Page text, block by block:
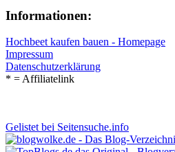
Informationen:
Hochbeet kaufen bauen - Homepage
Impressum
Datenschutzerklärung
* = Affiliatelink
Gelistet bei Seitensuche.info